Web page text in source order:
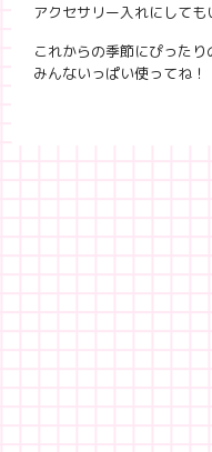
アクセサリー入れにしても
これからの季節にぴったり
みんないっぱい使ってね！